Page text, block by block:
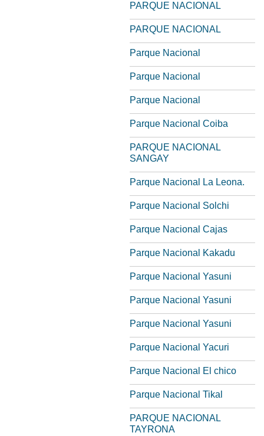
PARQUE NACIONAL
PARQUE NACIONAL
Parque Nacional
Parque Nacional
Parque Nacional
Parque Nacional Coiba
PARQUE NACIONAL
SANGAY
Parque Nacional La Leona.
Parque Nacional Solchi
Parque Nacional Cajas
Parque Nacional Kakadu
Parque Nacional Yasuni
Parque Nacional Yasuni
Parque Nacional Yasuni
Parque Nacional Yacuri
Parque Nacional El chico
Parque Nacional Tikal
PARQUE NACIONAL
TAYRONA